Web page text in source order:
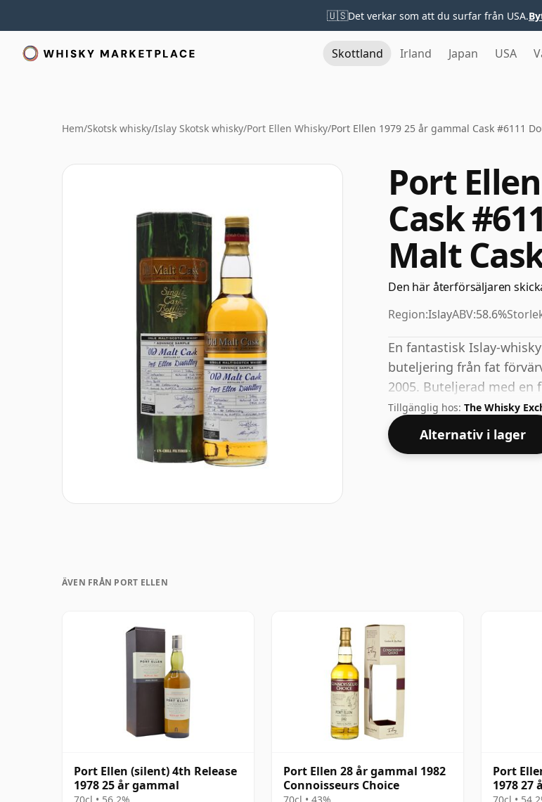
🇺🇸Det verkar som att du surfar från USA.
Skottland Irland Japan USA
Hem/Skotsk whisky/Islay Skotsk whisky/Port Ellen Whisky/Port Ellen 1979 25 år gammal Cask #6111
Port
Cask
Malt
Den här återförsäljaren
Region:IslayABV:58.6%
En fantastisk Islay-
buteljering från fat
2005. Buteljerad med en
flaska.
Tillgänglig hos: The Whisky
Alternativ i lager
ÄVEN FRÅN PORT ELLEN
Port Ellen (silent) 4th Release
1978 25 år gammal
Port Ellen 28 år gammal 1982
Connoisseurs Choice
Port
1978 27